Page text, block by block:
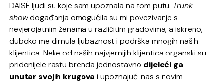
DAISÉ ljudi su koje sam upoznala na tom putu. Trunk
showdogađanja omogućila su mi povezivanje s
nevjerojatnim ženama u različitim gradovima, a iskreno,
duboko me dirnula ljubaznost i podrška mnogih naših
klijentica. Neke od naših najvjernijih klijentica organski su
pridonijele rastu brenda jednostavno dijeleći ga
unutar svojih krugova i upoznajući nas s novim